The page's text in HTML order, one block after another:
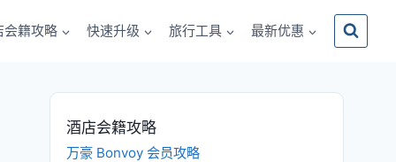
会籍攻略 快速升级 旅行工具 最新优惠
酒店会籍攻略
万豪 Bonvoy 会员攻略